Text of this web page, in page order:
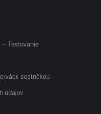
– Testovanie
sestričkou
údajov